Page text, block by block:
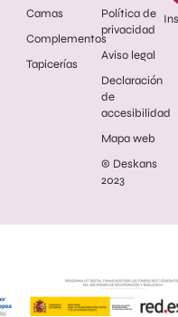
Camas
Complementos
Tapicerías
Política de
privacidad
Aviso legal
Declaración
de
accesibilidad
Mapa web
© Deskans
2023